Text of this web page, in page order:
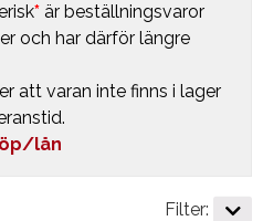
* är beställningsvaror
och har därför längre
att varan inte finns i lager
lån
Filter: